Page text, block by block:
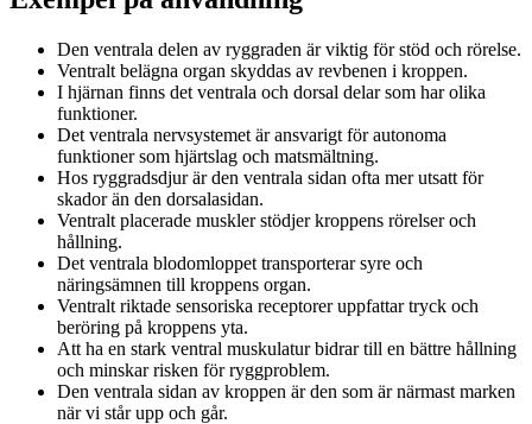
Den ventrala delen av ryggraden är viktig för stöd och rörelse.
Ventralt belägna organ skyddas av revbenen i kroppen.
I hjärnan finns det ventrala och dorsal delar som har olika
funktioner.
Det ventrala nervsystemet är ansvarigt för autonoma
funktioner som hjärtslag och matsmältning.
Hos ryggradsdjur är den ventrala sidan ofta mer utsatt för
skador än den dorsalasidan.
Ventralt placerade muskler stödjer kroppens rörelser och
hållning.
Det ventrala blodomloppet transporterar syre och
näringsämnen till kroppens organ.
Ventralt riktade sensoriska receptorer uppfattar tryck och
beröring på kroppens yta.
Att ha en stark ventral muskulatur bidrar till en bättre hållning
och minskar risken för ryggproblem.
Den ventrala sidan av kroppen är den som är närmast marken
när vi står upp och går.